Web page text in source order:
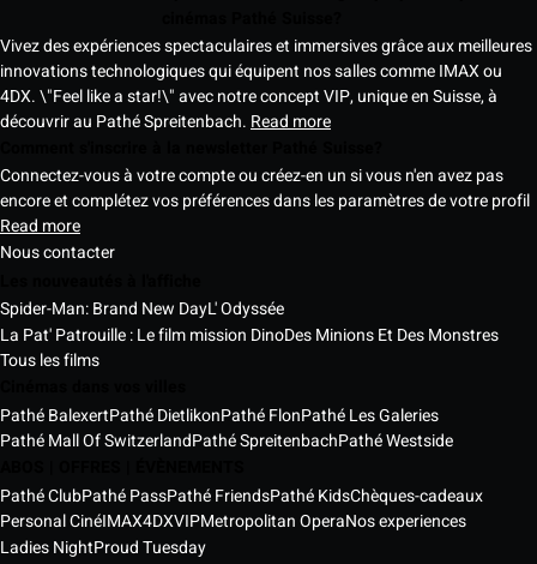
Vivez des expériences spectaculaires et immersives grâce aux meilleures
innovations technologiques qui équipent nos salles comme IMAX ou
4DX. \"Feel like a star!\" avec notre concept VIP, unique en Suisse, à
découvrir au Pathé Spreitenbach. Read more
Connectez-vous à votre compte ou créez-en un si vous n'en avez pas
encore et complétez vos préférences dans les paramètres de votre profil
Read more
Nous contacter
Spider-Man: Brand New DayL' Odyssée
La Pat' Patrouille : Le film mission DinoDes Minions Et Des Monstres
Tous les films
Pathé BalexertPathé DietlikonPathé FlonPathé Les Galeries
Pathé Mall Of SwitzerlandPathé SpreitenbachPathé Westside
Pathé ClubPathé PassPathé FriendsPathé KidsChèques-cadeaux
Personal CinéIMAX4DXVIPMetropolitan OperaNos experiences
Ladies NightProud Tuesday